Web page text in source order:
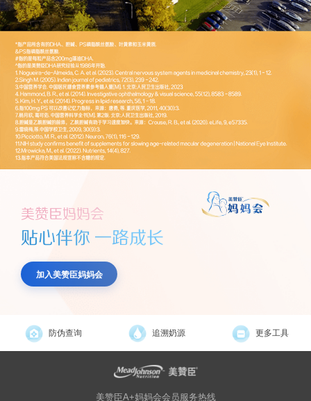
美赞臣妈妈会
贴心伴你 一路成长
加入美赞臣妈妈会
防伪查询 追溯奶源 更多工具
美赞臣A+妈妈会会员服务热线